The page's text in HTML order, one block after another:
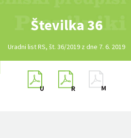
Številka 36
Uradni list RS, št. 36/2019 z dne 7. 6. 2019